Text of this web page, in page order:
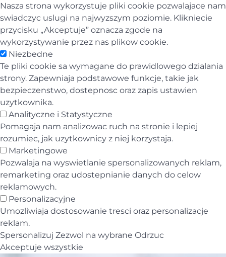
Nasza strona wykorzystuje pliki cookie pozwalajace nam
swiadczyc uslugi na najwyzszym poziomie. Klikniecie
przycisku „Akceptuje” oznacza zgode na
wykorzystywanie przez nas plikow cookie.
Niezbedne
Te pliki cookie sa wymagane do prawidlowego dzialania
strony. Zapewniaja podstawowe funkcje, takie jak
bezpieczenstwo, dostepnosc oraz zapis ustawien
uzytkownika.
Analityczne i Statystyczne
Pomagaja nam analizowac ruch na stronie i lepiej
rozumiec, jak uzytkownicy z niej korzystaja.
Marketingowe
Pozwalaja na wyswietlanie spersonalizowanych reklam,
remarketing oraz udostepnianie danych do celow
reklamowych.
Personalizacyjne
Umozliwiaja dostosowanie tresci oraz personalizacje
reklam.
Spersonalizuj Zezwol na wybrane Odrzuc
Akceptuje wszystkie